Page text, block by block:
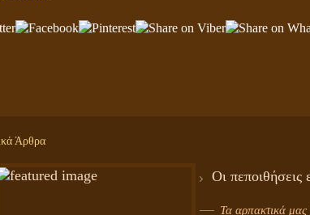
Άρθρα
Οι πεποιθήσεις
Τα αρπακτικά